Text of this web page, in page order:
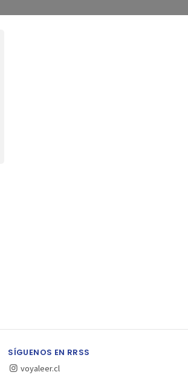
SÍGUENOS EN RRSS
voyaleer.cl